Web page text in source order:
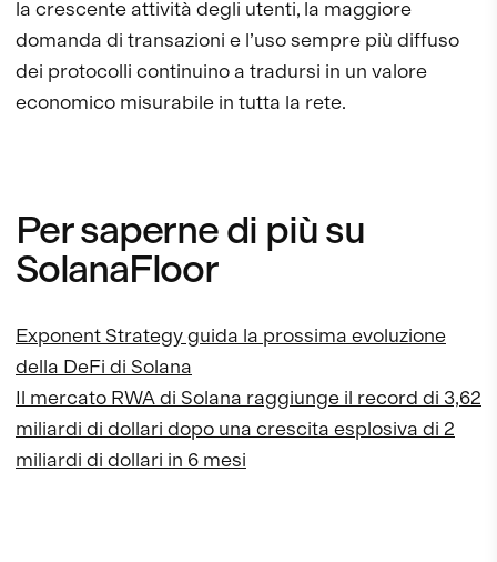
la crescente attività degli utenti, la maggiore
domanda di transazioni e l’uso sempre più diffuso
dei protocolli continuino a tradursi in un valore
economico misurabile in tutta la rete.
Per saperne di più su
SolanaFloor
Exponent Strategy guida la prossima evoluzione
della DeFi di Solana
Il mercato RWA di Solana raggiunge il record di 3,62
miliardi di dollari dopo una crescita esplosiva di 2
miliardi di dollari in 6 mesi